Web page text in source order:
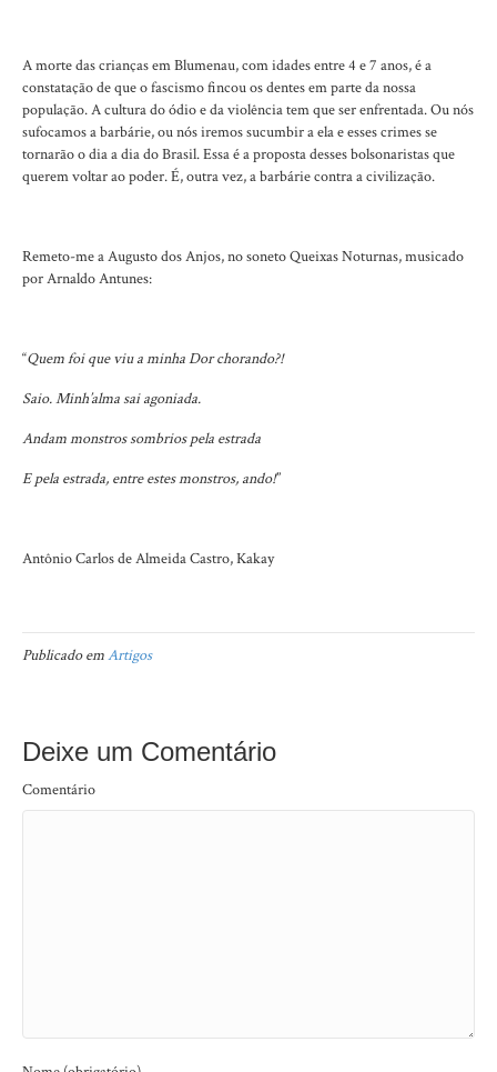
A morte das crianças em Blumenau, com idades entre 4 e 7 anos, é a
constatação de que o fascismo fincou os dentes em parte da nossa
população. A cultura do ódio e da violência tem que ser enfrentada. Ou nós
sufocamos a barbárie, ou nós iremos sucumbir a ela e esses crimes se
tornarão o dia a dia do Brasil. Essa é a proposta desses bolsonaristas que
querem voltar ao poder. É, outra vez, a barbárie contra a civilização.
Remeto-me a Augusto dos Anjos, no soneto Queixas Noturnas, musicado
por Arnaldo Antunes:
“Quem foi que viu a minha Dor chorando?!
Saio. Minh’alma sai agoniada.
Andam monstros sombrios pela estrada
E pela estrada, entre estes monstros, ando!”
Antônio Carlos de Almeida Castro, Kakay
Publicado emArtigos
Deixe um Comentário
Comentário